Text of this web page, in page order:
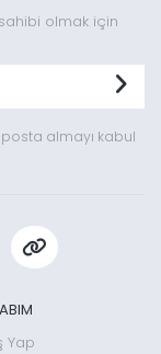
sahibi olmak için
almayı kabul
Yap